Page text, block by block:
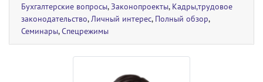
Бухгалтерские вопросы,Законопроекты, Кадры,трудовое
законодательство,Личный интерес, Полный обзор,
Семинары,Спецрежимы